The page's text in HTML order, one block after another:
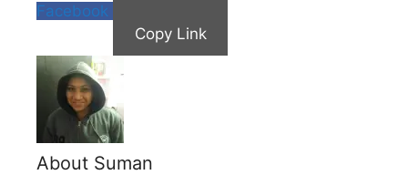
Facebook
Copy Link
About Suman